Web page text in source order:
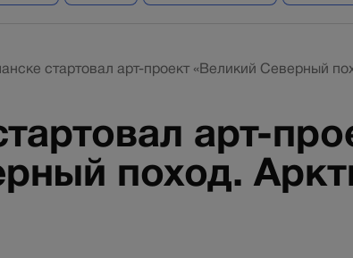
стартовал арт-проект «Великий Северный
арт-
поход.